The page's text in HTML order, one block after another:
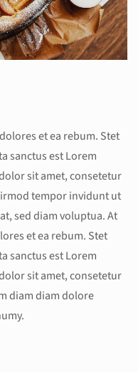
et ea rebum. Stet
sanctus est Lorem
sit amet, consetetur
tempor invidunt ut
sed diam voluptua. At
et ea rebum. Stet
sanctus est Lorem
sit amet, consetetur
diam diam dolore